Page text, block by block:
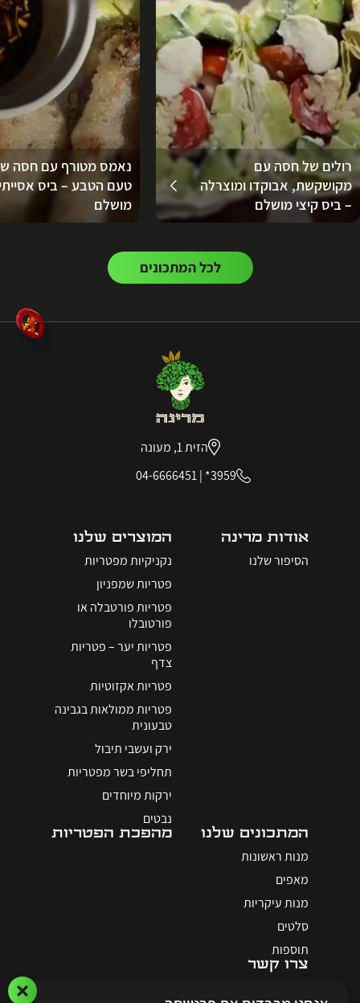
רולים של חסה עם
מקושקשת, אבוקדו ומוצרלה
– ביס קיצי מושלם
נאמס מטורף עם חסה
טעם הטבע – ביס
מושלם
לכל המתכונים
הזית 1, מעונה
3959*
|
04-6666451
אודות מרינה
הסיפור שלנו
המוצרים שלנו
נקניקיות מפטריות
פטריות שמפניון
פטריות פורטבלה או
פורטובלו
פטריות יער – פטריות
צדף
פטריות אקזוטיות
פטריות ממולאות בגבינה
טבעונית
ירק ועשבי תיבול
תחליפי בשר מפטריות
ירקות מיוחדים
נבטים
המתכונים שלנו
מנות ראשונות
מאפים
מנות עיקריות
סלטים
תוספות
מהפכת הפטריות
צרו קשר